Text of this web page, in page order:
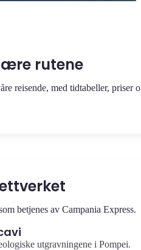
rutene
reisende, med tidtabeller, priser
betjenes av Campania Express.
utgravningene i Pompei.